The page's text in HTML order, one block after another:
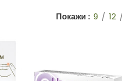
Покажи 9 12